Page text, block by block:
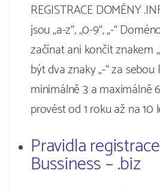
REGISTRACE DOMÉNY
jsou „a-z“, „0-9“, „-“
začínat ani končit znakem
být dva znaky „-“ za
minimálně 3 a maximálně
provést od 1 roku až na 10
Pravidla
Bussiness – .biz